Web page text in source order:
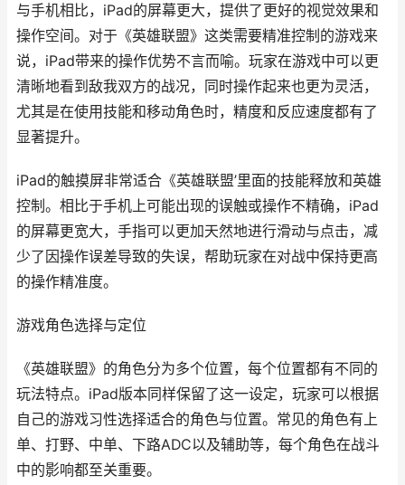
与手机相比，iPad的屏幕更大，提供了更好的视觉效果和
操作空间。对于《英雄联盟》这类需要精准控制的游戏来
说，iPad带来的操作优势不言而喻。玩家在游戏中可以更
清晰地看到敌我双方的战况，同时操作起来也更为灵活，
尤其是在使用技能和移动角色时，精度和反应速度都有了
显著提升。
iPad的触摸屏非常适合《英雄联盟’里面的技能释放和英雄
控制。相比于手机上可能出现的误触或操作不精确，iPad
的屏幕更宽大，手指可以更加天然地进行滑动与点击，减
少了因操作误差导致的失误，帮助玩家在对战中保持更高
的操作精准度。
游戏角色选择与定位
《英雄联盟》的角色分为多个位置，每个位置都有不同的
玩法特点。iPad版本同样保留了这一设定，玩家可以根据
自己的游戏习性选择适合的角色与位置。常见的角色有上
单、打野、中单、下路ADC以及辅助等，每个角色在战斗
中的影响都至关重要。